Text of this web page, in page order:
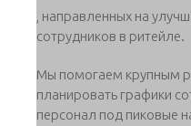
, направленных на
сотрудников в ритейле.
Мы помогаем крупным
планировать графики
персонал под пиковые